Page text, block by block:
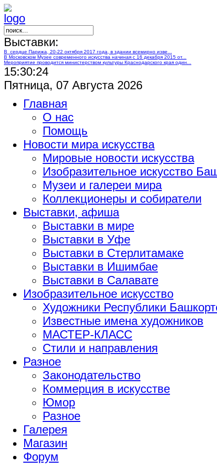
Выставки:
В сердце Парижа, 20-22 октября 2017 года, в здании всемирно изве...
В Московском Музее современного искусства начиная с 16 декабря 2015 от...
Мероприятие проводится министерством культуры Краснодарского края один...
15:30:25
Пятница, 07 Августа 2026
Главная
О нас
Помощь
Новости мира искусства
Мировые новости искусства
Изобразительное искусство
Музеи и галереи мира
Коллекционеры и собиратели
Выставки, афиша
Выставки в мире
Выставки в Уфе
Выставки в Стерлитамаке
Выставки в Ишимбае
Выставки в Салавате
Изобразительное искусство
Художники Республики
Известные имена художников
МАСТЕР-КЛАСС
Стили и направления
Разное
Законодательство
Коммерция в искусстве
Юмор
Разное
Галерея
Магазин
Форум